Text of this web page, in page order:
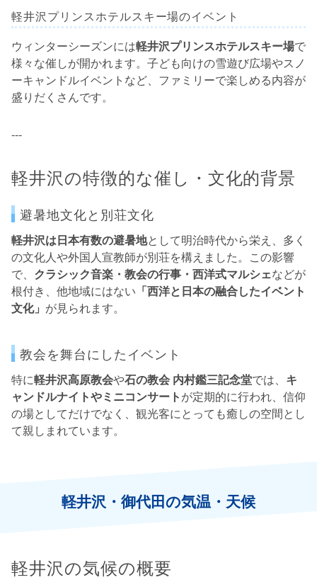
軽井沢プリンスホテルスキー場のイベント
ウィンターシーズンには軽井沢プリンスホテルスキー場で
様々な催しが開かれます。子ども向けの雪遊び広場やスノ
ーキャンドルイベントなど、ファミリーで楽しめる内容が
盛りだくさんです。
---
軽井沢の特徴的な催し・文化的背景
避暑地文化と別荘文化
軽井沢は日本有数の避暑地として明治時代から栄え、多く
の文化人や外国人宣教師が別荘を構えました。この影響
で、 クラシック音楽・教会の行事・西洋式マルシェなどが
根付き、他地域にはない 「西洋と日本の融合したイベント
文化」 が見られます。
教会を舞台にしたイベント
特に軽井沢高原教会や石の教会 内村鑑三記念堂では、 キ
ャンドルナイトやミニコンサートが定期的に行われ、信仰
の場としてだけでなく、観光客にとっても癒しの空間とし
て親しまれています。
軽井沢・御代田の気温・天候
軽井沢の気候の概要